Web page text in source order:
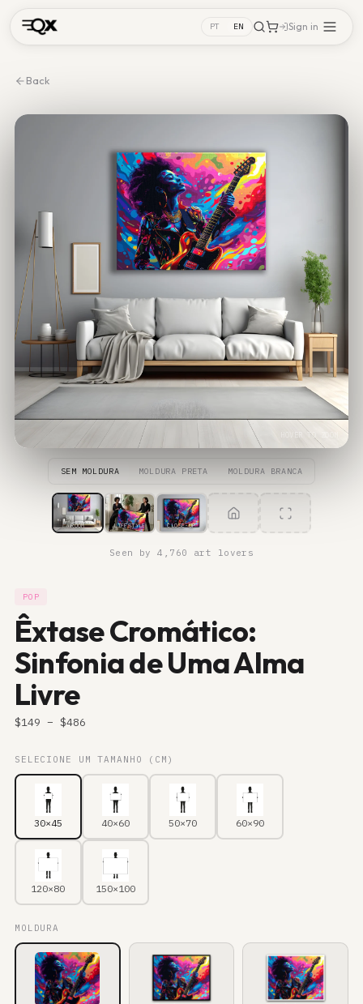
PT EN Sign in
Back
HOVER TO ZOOM
SEM MOLDURA MOLDURA PRETA MOLDURA BRANCA
ROOM LIFESTYLE CLOSE-UP
Seen by 4,760 art lovers
POP
Êxtase Cromático:
Sinfonia de Uma Alma
Livre
$149 – $486
SELECIONE UM TAMANHO (CM)
30×45 40×60 50×70 60×90
120×80 150×100
MOLDURA